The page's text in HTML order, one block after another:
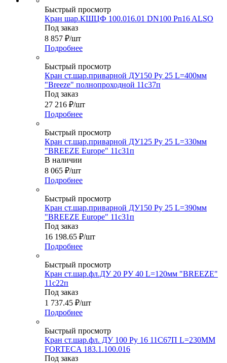
Быстрый просмотр
Кран шар.КШЦФ 100.016.01 DN100 Pn16 ALSO
Под заказ
8 857 ₽/шт
Подробнее
Быстрый просмотр
Кран ст.шар.приварной ДУ150 Ру 25 L=400мм
"Breeze" полнопроходной 11с37п
Под заказ
27 216 ₽/шт
Подробнее
Быстрый просмотр
Кран ст.шар.приварной ДУ125 Ру 25 L=330мм
"BREEZE Europe" 11с31п
В наличии
8 065 ₽/шт
Подробнее
Быстрый просмотр
Кран ст.шар.приварной ДУ150 Ру 25 L=390мм
"BREEZE Europe" 11с31п
Под заказ
16 198.65 ₽/шт
Подробнее
Быстрый просмотр
Кран ст.шар.фл.ДУ 20 РУ 40 L=120мм "BREEZE"
11с22п
Под заказ
1 737.45 ₽/шт
Подробнее
Быстрый просмотр
Кран ст.шар.фл. ДУ 100 Ру 16 11С67П L=230ММ
FORTECA 183.1.100.016
Под заказ